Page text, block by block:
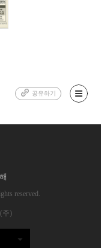
공유하기
reserved.
주)